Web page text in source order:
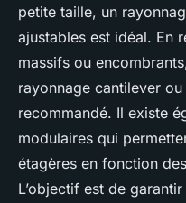
petite taille, un
ajustables est idéal. En
massifs ou
rayonnage cantilever
recommandé. Il existe
modulaires qui
étagères en fonction
L’objectif est de